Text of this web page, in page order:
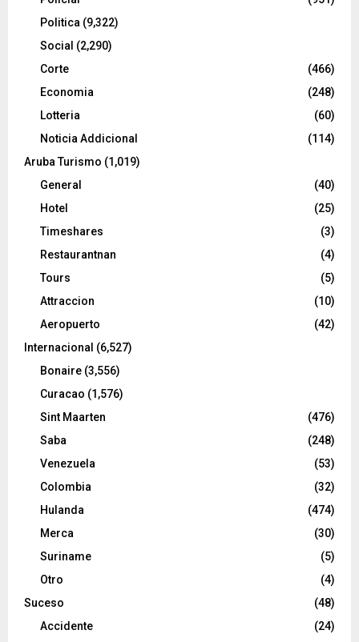
Politica (9,322)
Social (2,290)
Corte
(466)
Economia
(248)
Lotteria
(60)
Noticia Addicional
(114)
Aruba Turismo (1,019)
General
(40)
Hotel
(25)
Timeshares
(3)
Restaurantnan
(4)
Tours
(5)
Attraccion
(10)
Aeropuerto
(42)
Internacional (6,527)
Bonaire (3,556)
Curacao (1,576)
Sint Maarten
(476)
Saba
(248)
Venezuela
(53)
Colombia
(32)
Hulanda
(474)
Merca
(30)
Suriname
(5)
Otro
(4)
Suceso
(48)
Accidente
(24)